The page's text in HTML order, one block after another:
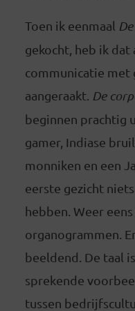
Toen ik eenmaal
gekocht, heb ik
communicatie met
aangeraakt. De
beginnen prachtig
gamer, Indiase
monniken en een
eerste gezicht
hebben. Weer
organogrammen.
beeldend. De taal
sprekende
tussen